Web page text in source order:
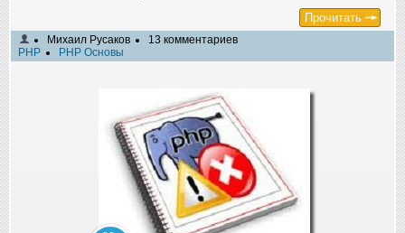
Прочитать
Михаил Русаков
13 комментариев
PHP
PHP Основы